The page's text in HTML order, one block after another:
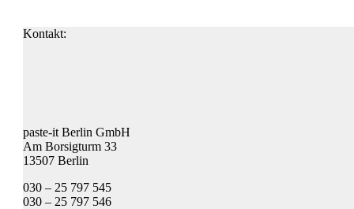
Kontakt:
paste-it Berlin GmbH
Am Borsigturm 33
13507 Berlin
030 – 25 797 545
030 – 25 797 546